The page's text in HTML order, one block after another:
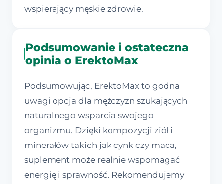
wspierający męskie zdrowie.
Podsumowanie i ostateczna
opinia o ErektoMax
Podsumowując, ErektoMax to godna
uwagi opcja dla mężczyzn szukających
naturalnego wsparcia swojego
organizmu. Dzięki kompozycji ziół i
minerałów takich jak cynk czy maca,
suplement może realnie wspomagać
energię i sprawność. Rekomendujemy